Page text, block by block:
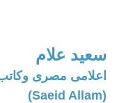
سعيد علام
اعلامى مصرى
(Saeid Allam)